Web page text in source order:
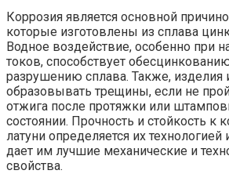
Коррозия является основной
которые изготовлены из сплава
Водное воздействие, особенно при
токов, способствует
разрушению сплава. Также, изделия
образовывать трещины, если не
отжига после протяжки или
состоянии. Прочность и стойкость к
латуни определяется их технологией
дает им лучшие механические и
свойства.